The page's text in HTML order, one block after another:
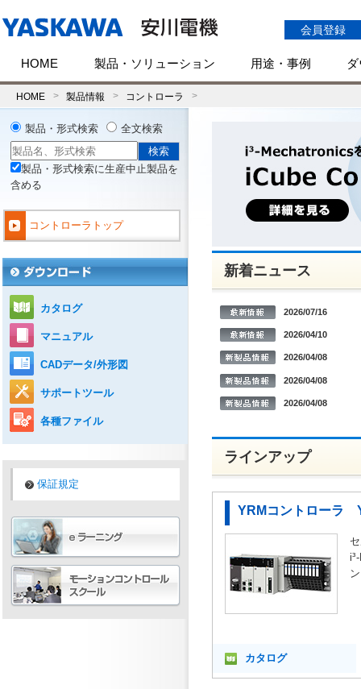
会員登録
HOME 製品・ソリューション 用途・事例
HOME 製品情報 コントローラ
新着ニュース
2026/07/16
2026/04/10
2026/04/08
2026/04/08
2026/04/08
ラインアップ
YRMコントローラ
カタログ
製品・形式検索 全文検索
製品・形式検索に生産中止製品を
含める
コントローラトップ
カタログ
マニュアル
CADデータ/外形図
サポートツール
各種ファイル
保証規定